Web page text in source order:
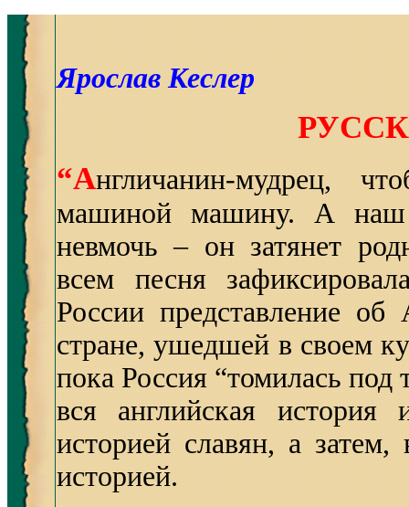
Ярослав Кеслер
“Англичанин-мудрец,
машиной машину. А наш
невмочь – он затянет
всем песня
России представление
стране, ушедшей в своем
пока Россия “томилась
вся английская история
историей славян, а
историей.